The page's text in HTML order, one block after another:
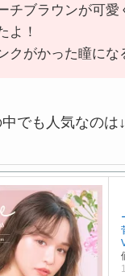
チブラウンが可愛
よ！
クがかった瞳にな
でも人気なのは↓